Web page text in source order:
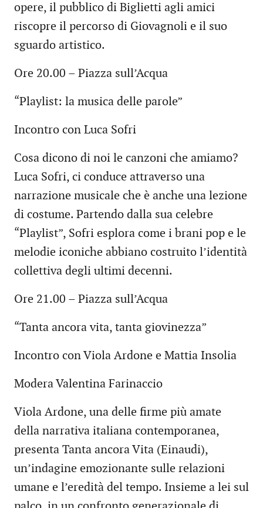
opere, il pubblico di Biglietti agli amici
riscopre il percorso di Giovagnoli e il suo
sguardo artistico.
Ore 20.00 – Piazza sull’Acqua
“Playlist: la musica delle parole”
Incontro con Luca Sofri
Cosa dicono di noi le canzoni che amiamo?
Luca Sofri, ci conduce attraverso una
narrazione musicale che è anche una lezione
di costume. Partendo dalla sua celebre
“Playlist”, Sofri esplora come i brani pop e le
melodie iconiche abbiano costruito l’identità
collettiva degli ultimi decenni.
Ore 21.00 – Piazza sull’Acqua
“Tanta ancora vita, tanta giovinezza”
Incontro con Viola Ardone e Mattia Insolia
Modera Valentina Farinaccio
Viola Ardone, una delle firme più amate
della narrativa italiana contemporanea,
presenta Tanta ancora Vita (Einaudi),
un’indagine emozionante sulle relazioni
umane e l’eredità del tempo. Insieme a lei sul